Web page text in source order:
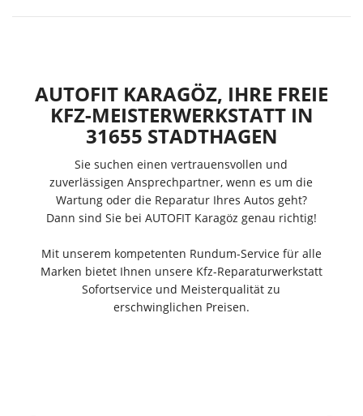
AUTOFIT KARAGÖZ, IHRE FREIE
KFZ-MEISTERWERKSTATT IN
31655 STADTHAGEN
Sie suchen einen vertrauensvollen und
zuverlässigen Ansprechpartner, wenn es um die
Wartung oder die Reparatur Ihres Autos geht?
Dann sind Sie bei AUTOFIT Karagöz genau richtig!
Mit unserem kompetenten Rundum-Service für alle
Marken bietet Ihnen unsere Kfz-Reparaturwerkstatt
Sofortservice und Meisterqualität zu
erschwinglichen Preisen.